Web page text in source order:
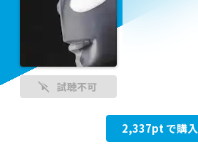
試聴不可
2,337pt で購入